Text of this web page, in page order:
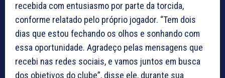
recebida com entusiasmo por parte da torcida,
conforme relatado pelo próprio jogador. “Tem dois
dias que estou fechando os olhos e sonhando com
essa oportunidade. Agradeço pelas mensagens que
recebi nas redes sociais, e vamos juntos em busca
dos objetivos do clube”, disse ele, durante sua